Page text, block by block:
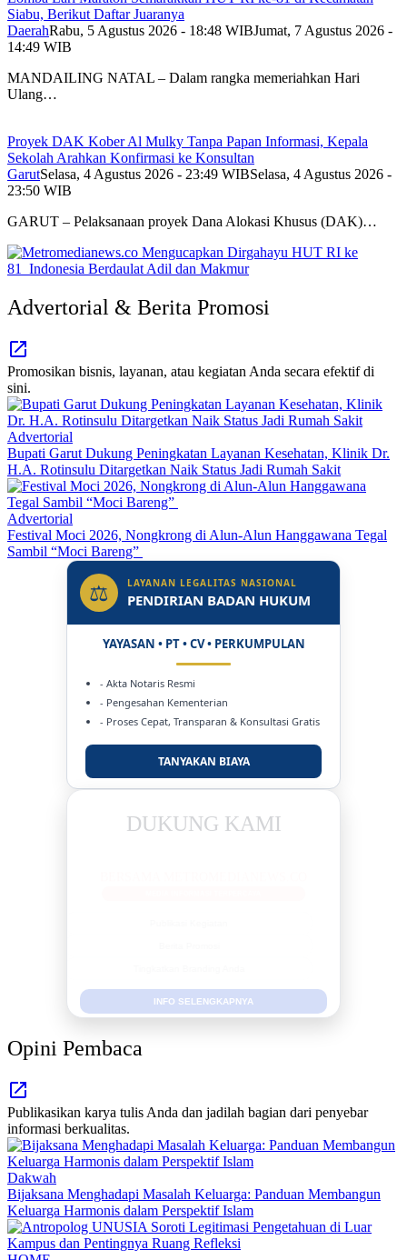
Siabu, Berikut Daftar Juaranya
DaerahRabu, 5 Agustus 2026 - 18:48 WIBJumat, 7 Agustus 2026 -
14:49 WIB
MANDAILING NATAL – Dalam rangka memeriahkan Hari
Ulang…
Proyek DAK Kober Al Mulky Tanpa Papan Informasi, Kepala
Sekolah Arahkan Konfirmasi ke Konsultan
GarutSelasa, 4 Agustus 2026 - 23:49 WIBSelasa, 4 Agustus 2026 -
23:50 WIB
GARUT – Pelaksanaan proyek Dana Alokasi Khusus (DAK)…
Advertorial & Berita Promosi
Promosikan bisnis, layanan, atau kegiatan Anda secara efektif di
sini.
Advertorial
Bupati Garut Dukung Peningkatan Layanan Kesehatan, Klinik Dr.
H.A. Rotinsulu Ditargetkan Naik Status Jadi Rumah Sakit
Advertorial
Festival Moci 2026, Nongkrong di Alun-Alun Hanggawana Tegal
Sambil “Moci Bareng”
⚖ LAYANAN LEGALITAS NASIONAL
PENDIRIAN BADAN HUKUM
YAYASAN • PT • CV • PERKUMPULAN
- Akta Notaris Resmi
- Pengesahan Kementerian
- Proses Cepat, Transparan & Konsultasi Gratis
TANYAKAN BIAYA
DUKUNG KAMI
INFO SELENGKAPNYA
Opini Pembaca
Publikasikan karya tulis Anda dan jadilah bagian dari penyebar
informasi berkualitas.
Dakwah
Bijaksana Menghadapi Masalah Keluarga: Panduan Membangun
Keluarga Harmonis dalam Perspektif Islam